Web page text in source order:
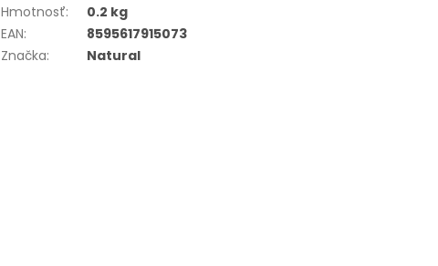
Hmotnosť:
0.2 kg
EAN:
8595617915073
Značka: Natural